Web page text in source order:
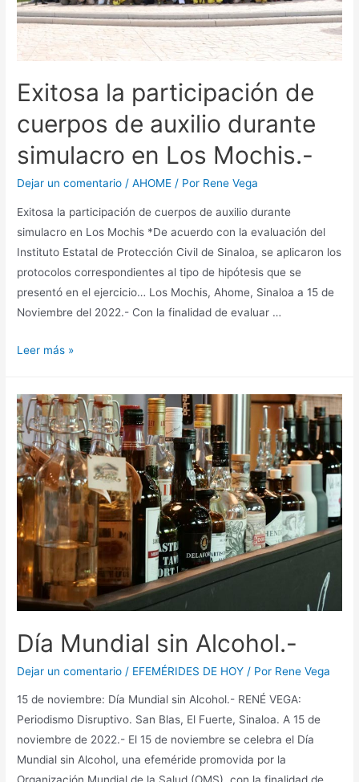
Exitosa la participación de
cuerpos de auxilio durante
simulacro en Los Mochis.-
Dejar un comentario /AHOME / Por Rene Vega
Exitosa la participación de cuerpos de auxilio durante
simulacro en Los Mochis *De acuerdo con la evaluación del
Instituto Estatal de Protección Civil de Sinaloa, se aplicaron los
protocolos correspondientes al tipo de hipótesis que se
presentó en el ejercicio… Los Mochis, Ahome, Sinaloa a 15 de
Noviembre del 2022.- Con la finalidad de evaluar …
Leer más »
Día Mundial sin Alcohol.-
Dejar un comentario / EFEMÉRIDES DE HOY / Por Rene Vega
15 de noviembre: Día Mundial sin Alcohol.- RENÉ VEGA:
Periodismo Disruptivo. San Blas, El Fuerte, Sinaloa. A 15 de
noviembre de 2022.- El 15 de noviembre se celebra el Día
Mundial sin Alcohol, una efeméride promovida por la